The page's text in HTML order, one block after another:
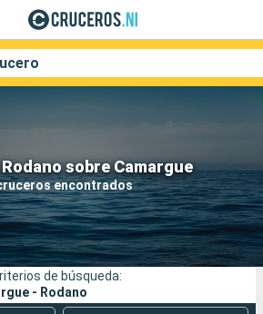
sobre Camargue
encontrados
Compañías
Buscar
de búsqueda:
- Rodano